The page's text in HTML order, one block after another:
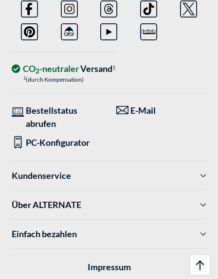
CO2-neutralerVersand1
1(durch Kompensation)
Bestellstatus
abrufen
E-Mail
PC-Konfigurator
Kundenservice
Über ALTERNATE
Einfach bezahlen
Impressum